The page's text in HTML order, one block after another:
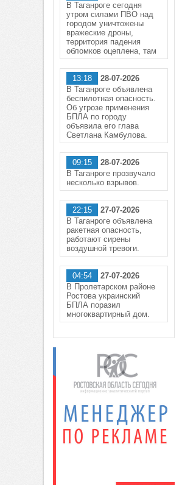
В Таганроге сегодня
утром силами ПВО над
городом уничтожены
вражеские дроны,
территория падения
обломков оцеплена, там
13:18
28-07-2026
В Таганроге объявлена
беспилотная опасность.
Об угрозе применения
БПЛА по городу
объявила его глава
Светлана Камбулова.
09:15
28-07-2026
В Таганроге прозвучало
несколько взрывов.
22:15
27-07-2026
В Таганроге объявлена
ракетная опасность,
работают сирены
воздушной тревоги.
04:54
27-07-2026
В Пролетарском районе
Ростова украинский
БПЛА поразил
многоквартирный дом.